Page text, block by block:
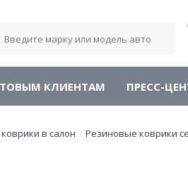
КЛИЕНТАМ ПРЕСС-
в салон / Резиновые коврики